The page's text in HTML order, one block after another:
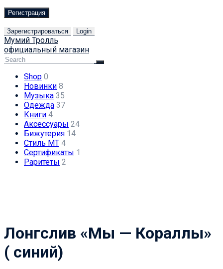
Регистрация
Зарегистрироваться Login
Мумий Тролль
официальный магазин
Shop 0
Новинки 8
Музыка 35
Одежда 37
Книги 4
Аксессуары 24
Бижутерия 14
Стиль МТ 4
Сертификаты 1
Раритеты 2
Лонгслив «Мы — Кораллы»
( синий)